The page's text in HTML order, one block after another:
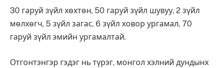
30 гаруй зүйл хөхтөн, 50 гаруй зүйл шувуу, 2 зүйл
мөлхөгч, 5 зүйл загас, 6 зүйл ховор ургамал, 70
гаруй зүйл эмийн ургамалтай.
Отгонтэнгэр гэдэг нь түрэг, монгол хэлний дундынх